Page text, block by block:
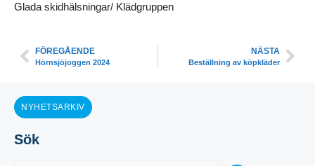
NYHETSARKIV
Sök
Glada skidhälsningar/ Klädgruppen
FÖREGÅENDE
Hörnsjöjoggen 2024
NÄSTA
Beställning av köpkläder